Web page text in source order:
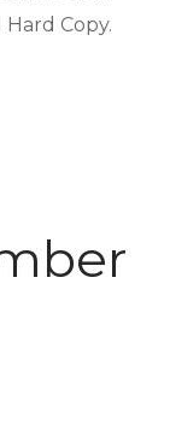
Copy.